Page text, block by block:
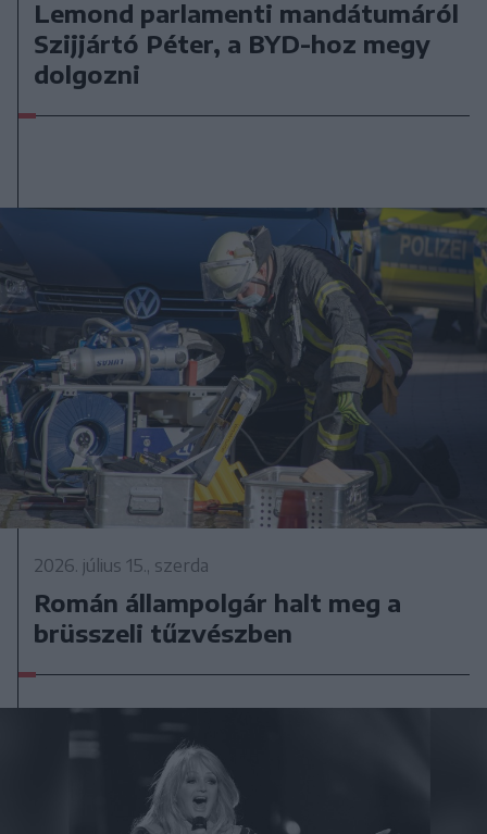
Lemond parlamenti mandátumáról
Szijjártó Péter, a BYD-hoz megy
dolgozni
2026. július 15., szerda
Román állampolgár halt meg a
brüsszeli tűzvészben